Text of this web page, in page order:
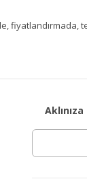
fiyatlandırmada,